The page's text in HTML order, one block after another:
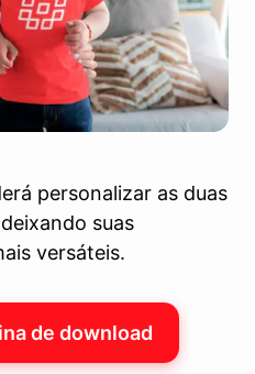
personalizar as duas
suas
versáteis.
de download